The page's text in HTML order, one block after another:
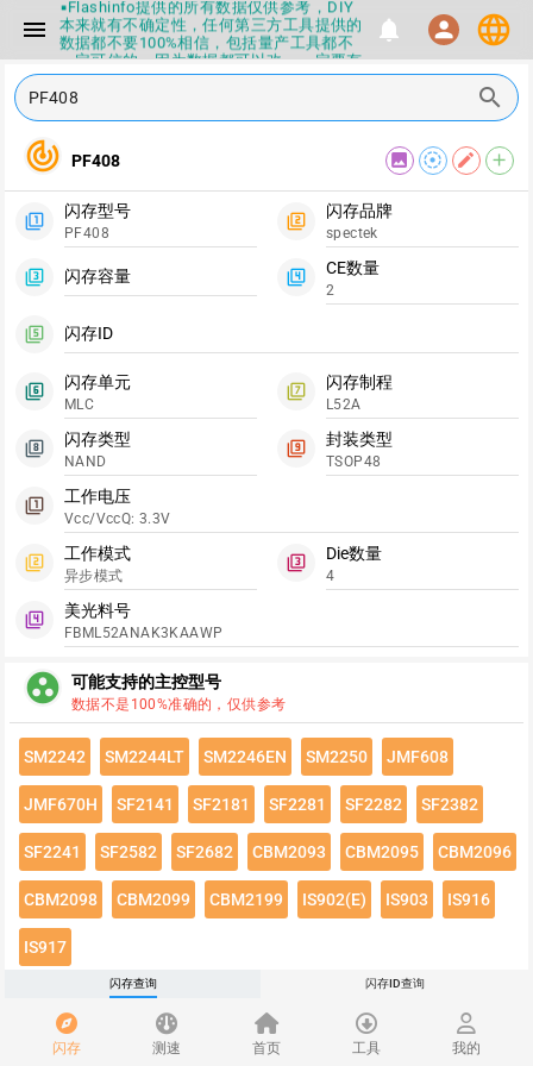
menu
▪Flashinfo提供的所有数据仅供参考，DIY
本来就有不确定性，任何第三方工具提供的
数据都不要100%相信，包括量产工具都不
一定可信的，因为数据都可以改，一定要有
正确的认知，不要随大流
▪如果发现数据有错误，或者存在误导，欢
迎积极反馈，Flashinfo尽量维护最正确的
▪Flashinfo APP更新技术规格和量产工具标
▪兄弟们没事不要乱下载量产工具，过分了
下载服务会暂停一段时间才能恢复
▪Flashinfo提供的所有数据仅供参考，DIY
本来就有不确定性，任何第三方工具提供的
数据都不要100%相信，包括量产工具都不
一定可信的，因为数据都可以改，一定要有
▪如果发现数据有错误，或者存在误导，欢
迎积极反馈，Flashinfo尽量维护最正确的
▪Flashinfo APP更新技术规格和量产工具标
签啦，使用更加丝滑，快点击下载吧
notifications person language
闪存 测速 首页 工具 我的
search
track_changes PF408 image filter_tilt_shift edit add
filter_1
闪存型号
PF408
filter_2
闪存品牌
spectek
filter_3 闪存容量 filter_4
CE数量
2
filter_5 闪存ID
filter_6
闪存单元
MLC
filter_7
闪存制程
L52A
filter_8
闪存类型
NAND
filter_9
封装类型
TSOP48
filter_1
工作电压
Vcc/VccQ: 3.3V
filter_2
工作模式
异步模式
filter_3
Die数量
4
filter_4
美光料号
FBML52ANAK3KAAWP
group_work 可能支持的主控型号
数据不是100%准确的，仅供参考
SM2242 SM2244LT SM2246EN SM2250 JMF608
JMF670H SF2141 SF2181 SF2281 SF2282 SF2382
SF2241 SF2582 SF2682 CBM2093 CBM2095 CBM2096
CBM2098 CBM2099 CBM2199 IS902(E) IS903 IS916
IS917
点击绿色按钮有惊喜哦~
闪存速度
闪存查询 闪存ID查询